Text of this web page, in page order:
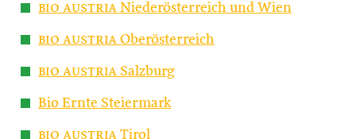
bio austria Niederösterreich und Wien
bio austria Oberösterreich
bio austria Salzburg
Bio Ernte Steiermark
bio austria Tirol